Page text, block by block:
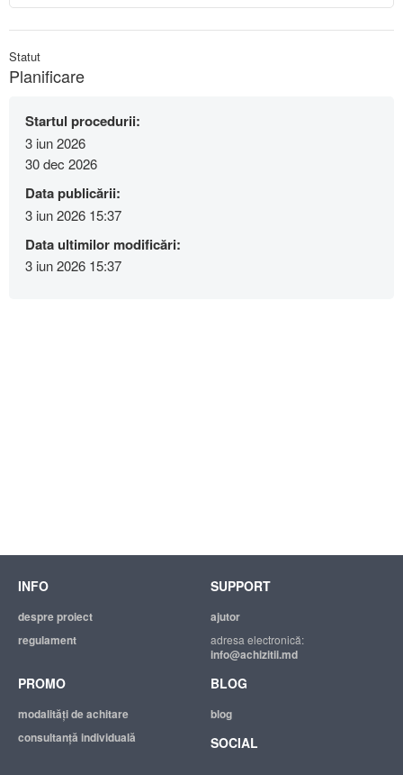
Statut
Planificare
Startul procedurii:
3 iun 2026
30 dec 2026
Data publicării:
3 iun 2026 15:37
Data ultimilor modificări:
3 iun 2026 15:37
INFO
despre proiect
regulament
SUPPORT
ajutor
adresa electronică:
info@achizitii.md
PROMO
modalităţi de achitare
consultanță individuală
BLOG
blog
SOCIAL